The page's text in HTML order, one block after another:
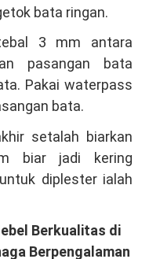
bata ringan.
3 mm antara
pasangan bata
Pakai waterpass
bata.
setalah biarkan
biar jadi kering
diplester ialah
Berkualitas di
Berpengalaman